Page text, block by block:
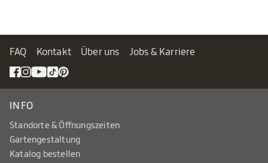
FAQ Kontakt Über uns Jobs & Karriere
INFO
Standorte & Öffnungszeiten
Gartengestaltung
Katalog bestellen